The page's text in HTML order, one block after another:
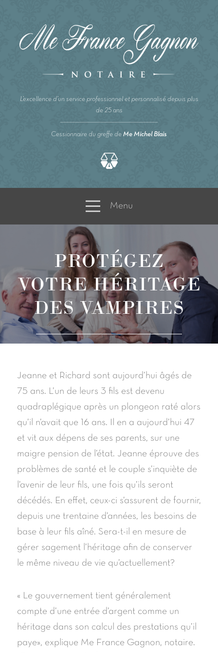
L’excellence d’un service professionnel et personnalisé depuis plus
de 25 ans
Cessionnaire du greffe de Me Michel Blais
Menu
PROTÉGEZ
VOTRE HÉRITAGE
DES VAMPIRES
Jeanne et Richard sont aujourd’hui âgés de
75 ans. L’un de leurs 3 fils est devenu
quadraplégique après un plongeon raté alors
qu’il n’avait que 16 ans. Il en a aujourd’hui 47
et vit aux dépens de ses parents, sur une
maigre pension de l’état. Jeanne éprouve des
problèmes de santé et le couple s’inquiète de
l’avenir de leur fils, une fois qu’ils seront
décédés. En effet, ceux-ci s’assurent de fournir,
depuis une trentaine d’années, les besoins de
base à leur fils aîné. Sera-t-il en mesure de
gérer sagement l’héritage afin de conserver
le même niveau de vie qu’actuellement?
« Le gouvernement tient généralement
compte d’une entrée d’argent comme un
héritage dans son calcul des prestations qu’il
paye», explique Me France Gagnon, notaire.